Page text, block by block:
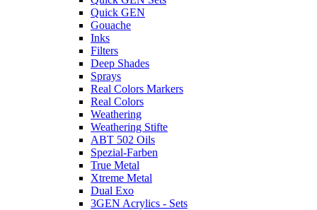
Quick GEN
Gouache
Inks
Filters
Deep Shades
Sprays
Real Colors Markers
Real Colors
Weathering
Weathering Stifte
ABT 502 Oils
Spezial-Farben
True Metal
Xtreme Metal
Dual Exo
3GEN Acrylics - Sets